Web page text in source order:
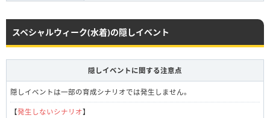
スペシャルウィーク(水着)の隠しイベント
隠しイベントに関する注意点
隠しイベントは一部の育成シナリオでは発生しません。
【発生しないシナリオ】